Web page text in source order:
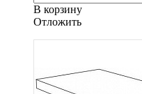
В корзину
Oтложить